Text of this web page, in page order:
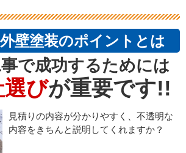
壁塗装のポイントとは
で成功するためには
選びが重要です!!
見積りの内容が分かりやすく、不透明な
内容をきちんと説明してくれますか？